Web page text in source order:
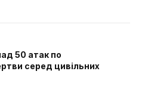
50 атак по
серед цивільних